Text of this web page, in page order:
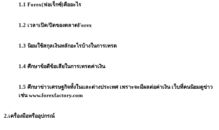
1.1 Forex(ฟอเร็กซ์)คืออะไร
1.2 เวลาเปิด/ปิดของตลาดForex
1.3 นิยมใช้สกุลเงินหลักอะไรบ้างในการเทรด
1.4 ศึกษาข้อดีข้อเสียในการเทรดค่าเงิน
1.5 ศึกษาข่าวเศรษฐกิจทั้งในและต่างประเทศ เพราะจะมีผลต่อค่าเงิน เว็บที่คนนิยมดูข่าว
เช่นwww.forexfactory.com
2.เครื่องมือหรืออุปกรณ์